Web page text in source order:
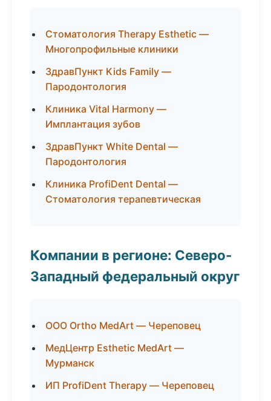
Стоматология Therapy Esthetic —
Многопрофильные клиники
ЗдравПункт Kids Family —
Пародонтология
Клиника Vital Harmony —
Имплантация зубов
ЗдравПункт White Dental —
Пародонтология
Клиника ProfiDent Dental —
Стоматология терапевтическая
Компании в регионе: Северо-
Западный федеральный округ
ООО Ortho MedArt — Череповец
МедЦентр Esthetic MedArt —
Мурманск
ИП ProfiDent Therapy — Череповец